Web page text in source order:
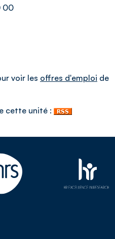
00
voir les offres d'emploi de
cette unité :